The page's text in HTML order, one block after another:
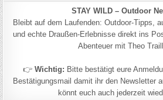
STAY WILD – Outdoor
Bleibt auf dem Laufenden: Outdoor-Tipps,
und echte Draußen-Erlebnisse direkt ins
Abenteuer mit Theo
👉 Wichtig: Bitte bestätigt eure
Bestätigungsmail damit ihr den Newsletter
könnt euch auch jederzeit